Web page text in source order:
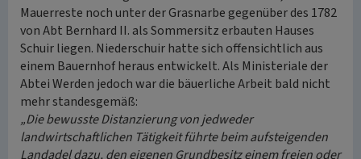
Mauerreste noch unter der Grasnarbe gegenüber des 1782
von Abt Bernhard II. als Sommersitz erbauten Hauses
Schuir liegen. Niederschuir hatte sich offensichtlich aus
einem Bauernhof heraus entwickelt. Als Ministeriale der
Abtei Werden jedoch war die bäuerliche Arbeit bald nicht
mehr standesgemäß:
„Die bewusste Distanzierung von jedweder
landwirtschaftlichen Tätigkeit führte beim aufsteigenden
Landadel dazu, den eigenen Grundbesitz einem freien oder